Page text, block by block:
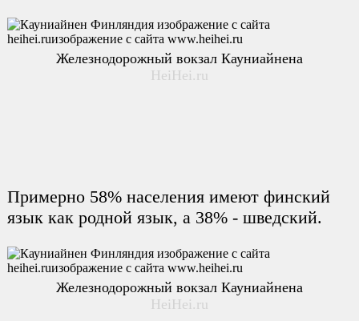
Железнодорожный вокзал Кауниайнена
HeiHei.ru
Примерно 58% населения имеют финский
язык как родной язык, а 38% - шведский.
Железнодорожный вокзал Кауниайнена
HeiHei.ru